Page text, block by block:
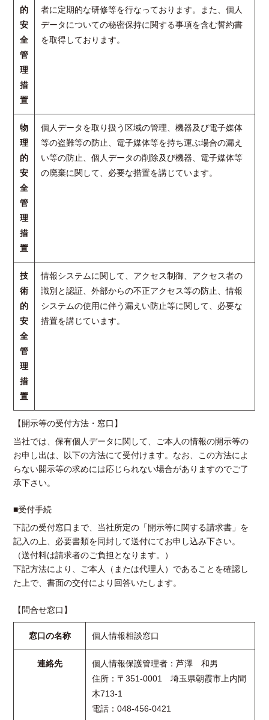
的
安
全
管
理
措
置
者に定期的な研修等を行なっております。また、個人
データについての秘密保持に関する事項を含む誓約書
を取得しております。
物
理
的
安
全
管
理
措
置
個人データを取り扱う区域の管理、機器及び電子媒体
等の盗難等の防止、電子媒体等を持ち運ぶ場合の漏え
い等の防止、個人データの削除及び機器、電子媒体等
の廃棄に関して、必要な措置を講じています。
技
術
的
安
全
管
理
措
置
情報システムに関して、アクセス制御、アクセス者の
識別と認証、外部からの不正アクセス等の防止、情報
システムの使用に伴う漏えい防止等に関して、必要な
措置を講じています。
【開示等の受付方法・窓口】
当社では、保有個人データに関して、ご本人の情報の開示等の
お申し出は、以下の方法にて受付けます。なお、この方法によ
らない開示等の求めには応じられない場合がありますのでご了
承下さい。
■受付手続
下記の受付窓口まで、当社所定の「開示等に関する請求書」を
記入の上、必要書類を同封して送付にてお申し込み下さい。
（送付料は請求者のご負担となります。）
下記方法により、ご本人（または代理人）であることを確認し
た上で、書面の交付により回答いたします。
【問合せ窓口】
窓口の名称 個人情報相談窓口
連絡先
個人情報保護管理者：芦澤 和男
住所：〒351-0001 埼玉県朝霞市上内間
木713-1
電話：048-456-0421